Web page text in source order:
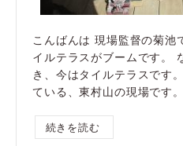
こんばんは 現場監督の菊池
イルテラスがブームです。
き、今はタイルテラスです
ている、東村山の現場です
続きを読む